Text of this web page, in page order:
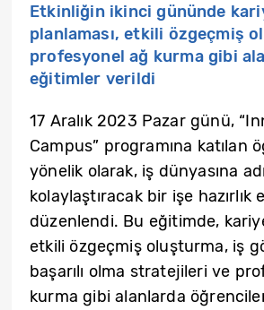
Etkinliğin ikinci gününde
planlaması, etkili özgeçmiş
profesyonel ağ kurma gibi
eğitimler verildi
17 Aralık 2023 Pazar günü,
Campus” programına katılan
yönelik olarak, iş dünyasına
kolaylaştıracak bir işe hazırlık
düzenlendi. Bu eğitimde,
etkili özgeçmiş oluşturma, iş
başarılı olma stratejileri ve
kurma gibi alanlarda